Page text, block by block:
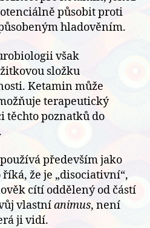
působit proti
hladověním.
však
složku
Ketamin může
terapeutický
těchto poznatků do
především jako
že je „disociativní“,
cítí oddělený od částí
vlastníanimus, není
ji vidí.